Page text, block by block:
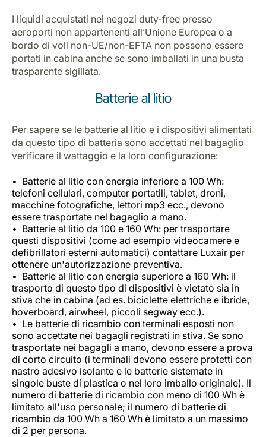
I liquidi acquistati nei negozi duty-free presso
aeroporti non appartenenti all’Unione Europea o a
bordo di voli non-UE/non-EFTA non possono essere
portati in cabina anche se sono imballati in una busta
trasparente sigillata.
Batterie al litio
Per sapere se le batterie al litio e i dispositivi alimentati
da questo tipo di batteria sono accettati nel bagaglio
verificare il wattaggio e la loro configurazione:
Batterie al litio con energia inferiore a 100 Wh:
telefoni cellulari, computer portatili, tablet, droni,
macchine fotografiche, lettori mp3 ecc., devono
essere trasportate nel bagaglio a mano.
Batterie al litio da 100 e 160 Wh: per trasportare
questi dispositivi (come ad esempio videocamere e
defibrillatori esterni automatici) contattare Luxair per
ottenere un'autorizzazione preventiva.
Batterie al litio con energia superiore a 160 Wh: il
trasporto di questo tipo di dispositivi è vietato sia in
stiva che in cabina (ad es. biciclette elettriche e ibride,
hoverboard, airwheel, piccoli segway ecc.).
Le batterie di ricambio con terminali esposti non
sono accettate nei bagagli registrati in stiva. Se sono
trasportate nei bagagli a mano, devono essere a prova
di corto circuito (i terminali devono essere protetti con
nastro adesivo isolante e le batterie sistemate in
singole buste di plastica o nel loro imballo originale). Il
numero di batterie di ricambio con meno di 100 Wh è
limitato all'uso personale; il numero di batterie di
ricambio da 100 Wh a 160 Wh è limitato a un massimo
di 2 per persona.